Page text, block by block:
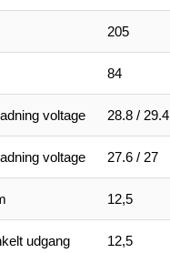
205
84
voltage 28.8 / 29.4
voltage 27.6 / 27
12,5
udgang 12,5